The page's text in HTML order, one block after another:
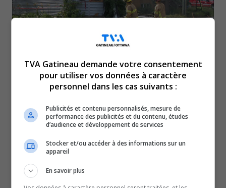
Un violent incendie a complètement ravagé une maison
abandonnée du secteur Hull mardi matin.
Les services d’urgence sont restés sur les lieux pendant
plusieurs heures.
La résidence a finalement été démolie.
bâtiment, au niveau du balcon et de la véranda.
L’incendie a été contrôlé et la maison dû être démolie,
puisque la structure était instable.
TVA Gatineau demande votre consentement
pour utiliser vos données à caractère
personnel dans les cas suivants :
Publicités et contenu personnalisés, mesure de
performance des publicités et du contenu, études
d’audience et développement de services
Stocker et/ou accéder à des informations sur un
appareil
En savoir plus